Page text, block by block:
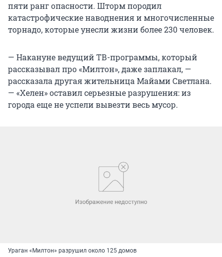
пяти ранг опасности. Шторм породил
катастрофические наводнения и многочисленные
торнадо, которые унесли жизни более 230 человек.
— Накануне ведущий ТВ-программы, который
рассказывал про «Милтон», даже заплакал, —
рассказала другая жительница Майами Светлана.
— «Хелен» оставил серьезные разрушения: из
города еще не успели вывезти весь мусор.
Ураган «Милтон» разрушил около 125 домов